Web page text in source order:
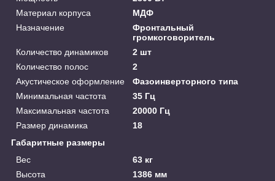
Материал корпуса
МДФ
Назначение
Фронтальный
громкоговоритель
Количество динамиков
2 шт
Количество полос
2
Акустическое оформление
Фазоинверторного типа
Минимальная частота
35 Гц
Максимальная частота
20000 Гц
Размер динамика
18
Габаритные размеры
Вес
63 кг
Высота
1386 мм